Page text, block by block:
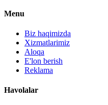
Menu
Biz haqimizda
Xizmatlarimiz
Aloqa
E'lon berish
Reklama
Havolalar